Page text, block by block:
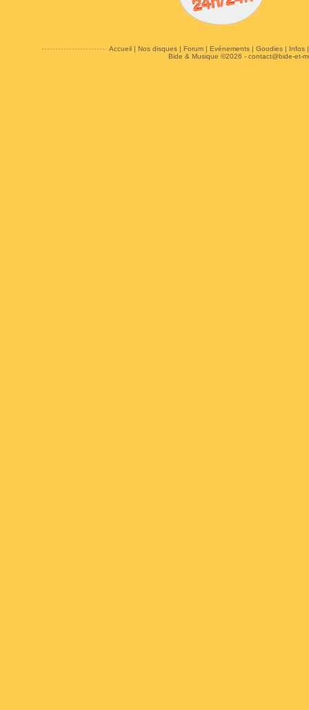
Accueil| Nos disques| Forum| Evénements| Goodies| Infos
Bide & Musique ©2026 - contact@bide-et-